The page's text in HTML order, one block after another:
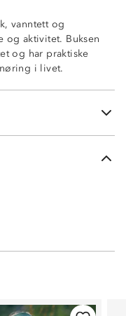
vanntett og
og aktivitet. Buksen
og har praktiske
i livet.